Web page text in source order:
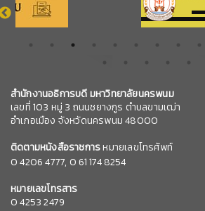
สำนักงานอธิการบดี มหาวิทยาลัยนครพนม
เลขที่ 103 หมู่ 3 ถนนชยางกูร ตำบลขามเฒ่า
อำเภอเมือง จังหวัดนครพนม 48000
ติดตามหนังสือราชการหมายเลขโทรศัพท์
04206 4777, 0 61 174 8254
หมายเลขโทรสาร
0 4253 2479